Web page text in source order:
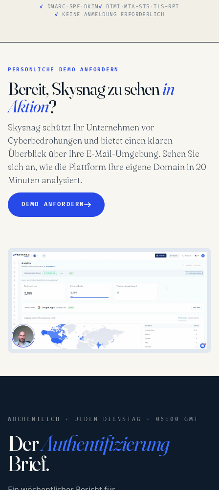
DMARC · SPF · DKIM BIMI ·MTA-STS ·TLS-RPT
KEINE ANMELDUNG ERFORDERLICH
PERSÖNLICHE DEMO ANFORDERN
Bereit, Skysnag zu sehenin
Aktion?
Skysnag schützt Ihr Unternehmen vor
Cyberbedrohungen und bietet einen klaren
Überblick über Ihre E-Mail-Umgebung. Sehen Sie
sich an, wie die Plattform Ihre eigene Domain in 20
Minuten analysiert.
DEMO ANFORDERN
WÖCHENTLICH · JEDEN DIENSTAG · 06:00 GMT
DerAuthentifizierung
Brief.